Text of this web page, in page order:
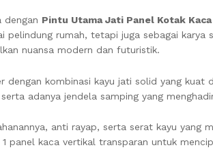
dengan Pintu Utama Jati Panel Kotak
rumah, tetapi juga sebagai karya
nuansa modern dan futuristik.
dengan kombinasi kayu jati solid yang
adanya jendela samping yang
anti rayap, serta serat kayu yang
panel kaca vertikal transparan untuk